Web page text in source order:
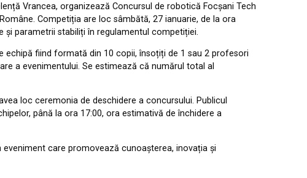
Vrancea, organizează Concursul de robotică Focșani Tech
Competiția are loc sâmbătă, 27 ianuarie, de la ora
și parametrii stabiliți în regulamentul competiției.
echipă fiind formată din 10 copii, însoțiți de 1 sau 2 profesori
a evenimentului. Se estimează că numărul total al
loc ceremonia de deschidere a concursului. Publicul
până la ora 17:00, ora estimativă de închidere a
care promovează cunoașterea, inovația și